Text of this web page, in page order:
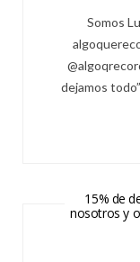
Somos
dejamos
15% de
nosotros y